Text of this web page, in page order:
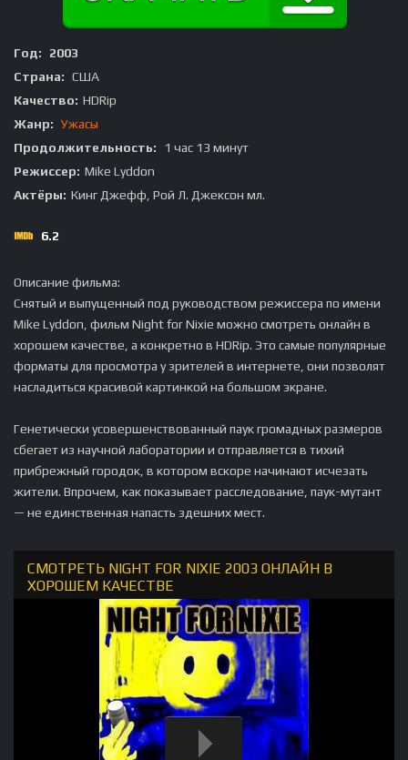
Год:
2003
Страна: США
Качество: HDRip
Жанр: Ужасы
Продолжительность:
1 час 13 минут
Режиссер: Mike Lyddon
Актёры: Кинг Джефф, Рой Л. Джексон мл.
6.2
Описание фильма:
Снятый и выпущенный под руководством режиссера по имени
Mike Lyddon, фильм Night for Nixie можно смотреть онлайн в
хорошем качестве, а конкретно в HDRip. Это самые популярные
форматы для просмотра у зрителей в интернете, они позволят
насладиться красивой картинкой на большом экране.
Генетически усовершенствованный паук громадных размеров
сбегает из научной лаборатории и отправляется в тихий
прибрежный городок, в котором вскоре начинают исчезать
жители. Впрочем, как показывает расследование, паук-мутант
— не единственная напасть здешних мест.
СМОТРЕТЬ NIGHT FOR NIXIE 2003 ОНЛАЙН В
ХОРОШЕМ КАЧЕСТВЕ